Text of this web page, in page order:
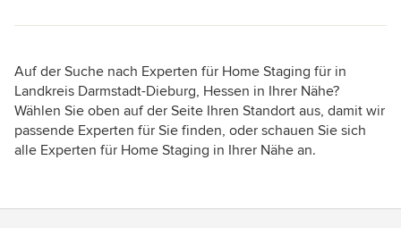
Auf der Suche nach Experten für Home Staging für in
Landkreis Darmstadt-Dieburg, Hessen in Ihrer Nähe?
Wählen Sie oben auf der Seite Ihren Standort aus, damit wir
passende Experten für Sie finden, oder schauen Sie sich
alle Experten für Home Staging in Ihrer Nähe an.